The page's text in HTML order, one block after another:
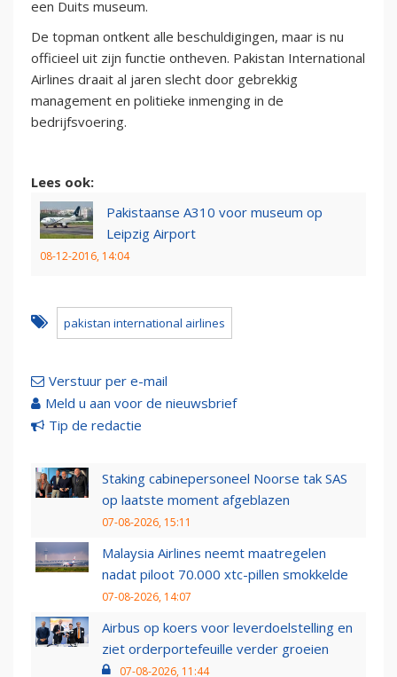
een Duits museum.
De topman ontkent alle beschuldigingen, maar is nu
officieel uit zijn functie ontheven. Pakistan International
Airlines draait al jaren slecht door gebrekkig
management en politieke inmenging in de
bedrijfsvoering.
Lees ook:
Pakistaanse A310 voor museum op
Leipzig Airport
08-12-2016, 14:04
pakistan international airlines
Verstuur per e-mail
Meld u aan voor de nieuwsbrief
Tip de redactie
Staking cabinepersoneel Noorse tak SAS
op laatste moment afgeblazen
07-08-2026, 15:11
Malaysia Airlines neemt maatregelen
nadat piloot 70.000 xtc-pillen smokkelde
07-08-2026, 14:07
Airbus op koers voor leverdoelstelling en
ziet orderportefeuille verder groeien
07-08-2026, 11:44